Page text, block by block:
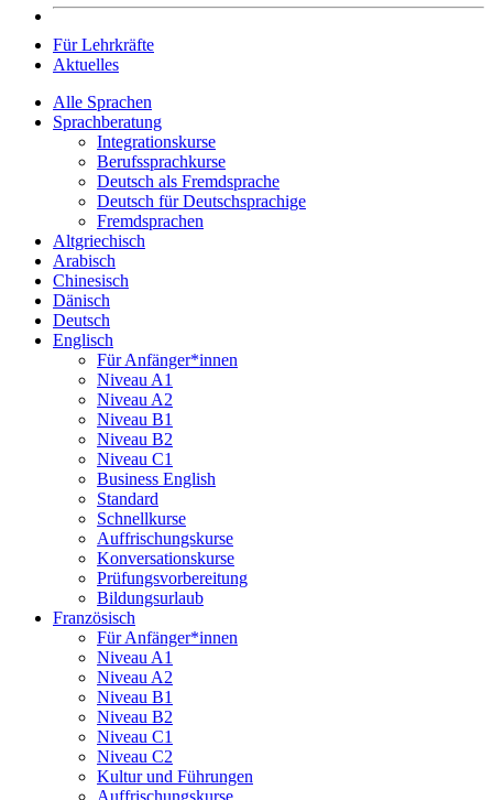
Für Lehrkräfte
Aktuelles
Alle Sprachen
Sprachberatung
Integrationskurse
Berufssprachkurse
Deutsch als Fremdsprache
Deutsch für Deutschsprachige
Fremdsprachen
Altgriechisch
Arabisch
Chinesisch
Dänisch
Deutsch
Englisch
Für Anfänger*innen
Niveau A1
Niveau A2
Niveau B1
Niveau B2
Niveau C1
Business English
Standard
Schnellkurse
Auffrischungskurse
Konversationskurse
Prüfungsvorbereitung
Bildungsurlaub
Französisch
Für Anfänger*innen
Niveau A1
Niveau A2
Niveau B1
Niveau B2
Niveau C1
Niveau C2
Kultur und Führungen
Auffrischungskurse